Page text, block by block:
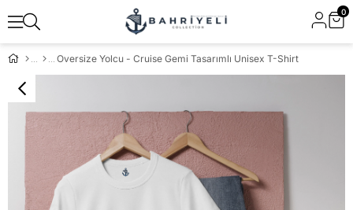
0
Oversize Yolcu - Cruise Gemi Tasarımlı Unisex T-Shirt